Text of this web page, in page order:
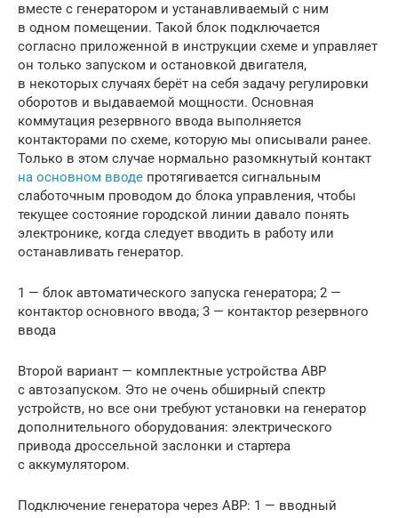
вместе с генератором и устанавливаемый с ним
в одном помещении. Такой блок подключается
согласно приложенной в инструкции схеме и управляет
он только запуском и остановкой двигателя,
в некоторых случаях берёт на себя задачу регулировки
оборотов и выдаваемой мощности. Основная
коммутация резервного ввода выполняется
контакторами по схеме, которую мы описывали ранее.
Только в этом случае нормально разомкнутый контакт
на основном вводе протягивается сигнальным
слаботочным проводом до блока управления, чтобы
текущее состояние городской линии давало понять
электронике, когда следует вводить в работу или
останавливать генератор.
1 — блок автоматического запуска генератора; 2 —
контактор основного ввода; 3 — контактор резервного
ввода
Второй вариант — комплектные устройства АВР
с автозапуском. Это не очень обширный спектр
устройств, но все они требуют установки на генератор
дополнительного оборудования: электрического
привода дроссельной заслонки и стартера
с аккумулятором.
Подключение генератора через АВР: 1 — вводный